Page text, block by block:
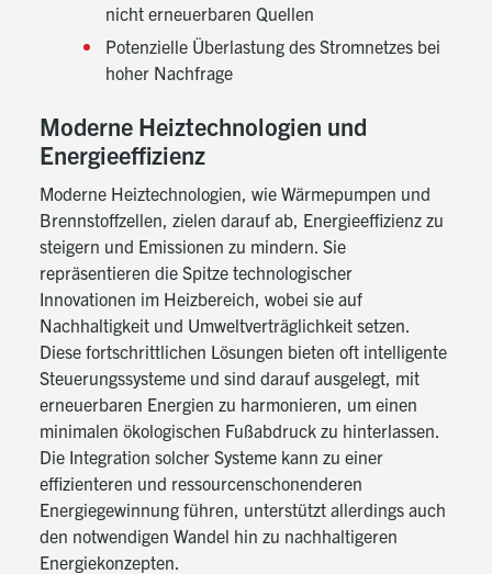
nicht erneuerbaren Quellen
Potenzielle Überlastung des Stromnetzes bei
hoher Nachfrage
Moderne Heiztechnologien und
Energieeffizienz
Moderne Heiztechnologien, wie Wärmepumpen und
Brennstoffzellen, zielen darauf ab, Energieeffizienz zu
steigern und Emissionen zu mindern. Sie
repräsentieren die Spitze technologischer
Innovationen im Heizbereich, wobei sie auf
Nachhaltigkeit und Umweltverträglichkeit setzen.
Diese fortschrittlichen Lösungen bieten oft intelligente
Steuerungssysteme und sind darauf ausgelegt, mit
erneuerbaren Energien zu harmonieren, um einen
minimalen ökologischen Fußabdruck zu hinterlassen.
Die Integration solcher Systeme kann zu einer
effizienteren und ressourcenschonenderen
Energiegewinnung führen, unterstützt allerdings auch
den notwendigen Wandel hin zu nachhaltigeren
Energiekonzepten.